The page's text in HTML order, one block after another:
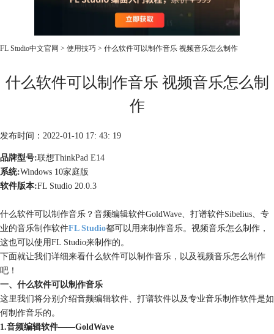
FL Studio中文官网 > 使用技巧 > 什么软件可以制作音乐 视频音乐怎么制作
什么软件可以制作音乐 视频音乐怎么制
作
发布时间：2022-01-10 17: 43: 19
品牌型号:联想ThinkPad E14
系统:Windows 10家庭版
软件版本:FL Studio 20.0.3
什么软件可以制作音乐？音频编辑软件GoldWave、打谱软件Sibelius、专
业的音乐制作软件FL Studio都可以用来制作音乐。视频音乐怎么制作，
这也可以使用FL Studio来制作的。
下面就让我们详细来看什么软件可以制作音乐，以及视频音乐怎么制作
吧！
一、什么软件可以制作音乐
这里我们将分别介绍音频编辑软件、打谱软件以及专业音乐制作软件是如
何制作音乐的。
1.音频编辑软件——GoldWave